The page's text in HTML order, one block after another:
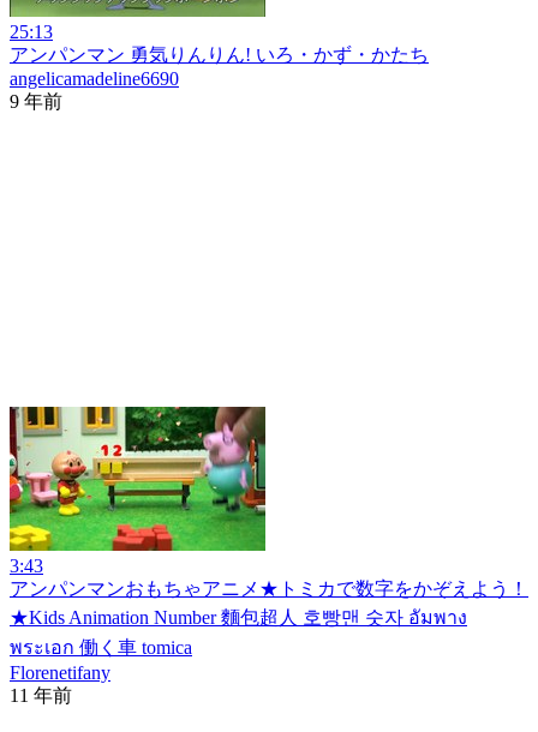
25:13
アンパンマン 勇気りんりん! いろ・かず・かたち
angelicamadeline6690
9 年前
3:43
アンパンマンおもちゃアニメ★トミカで数字をかぞえよう！
★Kids Animation Number 麵包超人 호빵맨 숫자 อัมพาง
พระเอก 働く車 tomica
Florenetifany
11 年前